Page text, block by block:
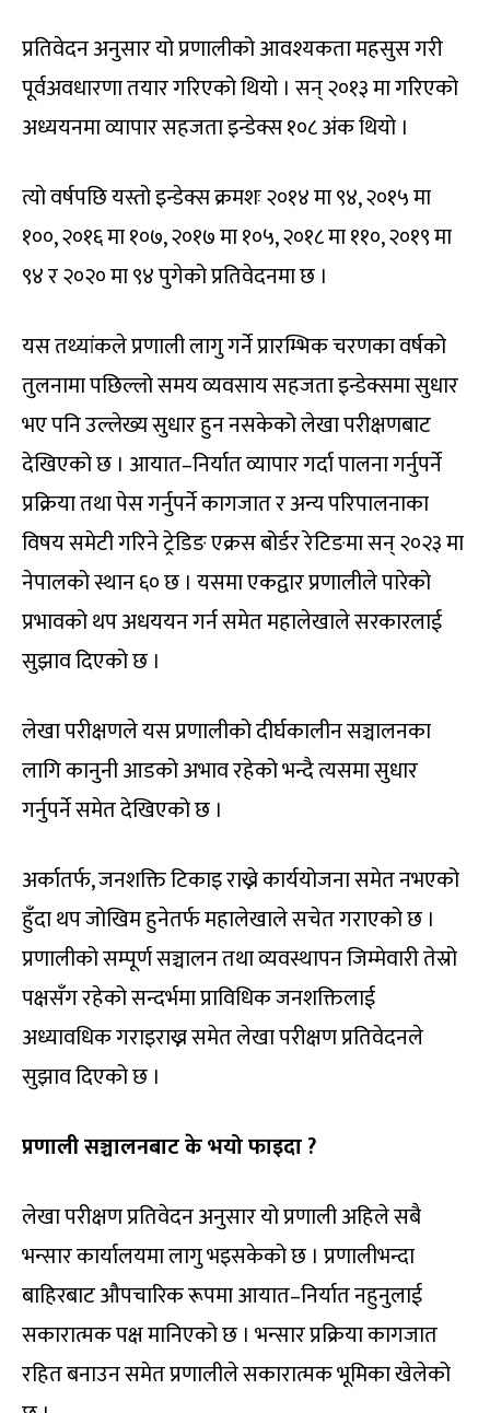
प्रतिवेदन अनुसार यो प्रणालीको आवश्यकता महसुस गरी
पूर्वअवधारणा तयार गरिएको थियो । सन् २०१३ मा गरिएको
अध्ययनमा व्यापार सहजता इन्डेक्स १०८ अंक थियो ।
त्यो वर्षपछि यस्तो इन्डेक्स क्रमशः २०१४ मा ९४, २०१५ मा
१००, २०१६ मा १०७, २०१७ मा १०५, २०१८ मा ११०, २०१९ मा
९४ र २०२० मा ९४ पुगेको प्रतिवेदनमा छ ।
यस तथ्यांकले प्रणाली लागु गर्ने प्रारम्भिक चरणका वर्षको
तुलनामा पछिल्लो समय व्यवसाय सहजता इन्डेक्समा सुधार
भए पनि उल्लेख्य सुधार हुन नसकेको लेखा परीक्षणबाट
देखिएको छ । आयात–निर्यात व्यापार गर्दा पालना गर्नुपर्ने
प्रक्रिया तथा पेस गर्नुपर्ने कागजात र अन्य परिपालनाका
विषय समेटी गरिने ट्रेडिङ एक्रस बोर्डर रेटिङमा सन् २०२३ मा
नेपालको स्थान ६० छ । यसमा एकद्वार प्रणालीले पारेको
प्रभावको थप अधययन गर्न समेत महालेखाले सरकारलाई
सुझाव दिएको छ ।
लेखा परीक्षणले यस प्रणालीको दीर्घकालीन सञ्चालनका
लागि कानुनी आडको अभाव रहेको भन्दै त्यसमा सुधार
गर्नुपर्ने समेत देखिएको छ ।
अर्कातर्फ, जनशक्ति टिकाइ राख्ने कार्ययोजना समेत नभएको
हुँदा थप जोखिम हुनेतर्फ महालेखाले सचेत गराएको छ ।
प्रणालीको सम्पूर्ण सञ्चालन तथा व्यवस्थापन जिम्मेवारी तेस्रो
पक्षसँग रहेको सन्दर्भमा प्राविधिक जनशक्तिलाई
अध्यावधिक गराइराख्न समेत लेखा परीक्षण प्रतिवेदनले
सुझाव दिएको छ ।
प्रणाली सञ्चालनबाट के भयो फाइदा ?
लेखा परीक्षण प्रतिवेदन अनुसार यो प्रणाली अहिले सबै
भन्सार कार्यालयमा लागु भइसकेको छ । प्रणालीभन्दा
बाहिरबाट औपचारिक रूपमा आयात–निर्यात नहुनुलाई
सकारात्मक पक्ष मानिएको छ । भन्सार प्रक्रिया कागजात
रहित बनाउन समेत प्रणालीले सकारात्मक भूमिका खेलेको